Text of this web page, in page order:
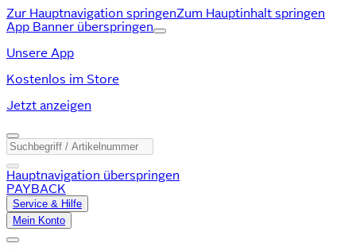
Zur Hauptnavigation springenZum Hauptinhalt springen
App Banner überspringen
Unsere App
Kostenlos im Store
Jetzt anzeigen
Hauptnavigation überspringen
PAYBACK
Service & Hilfe
Mein Konto